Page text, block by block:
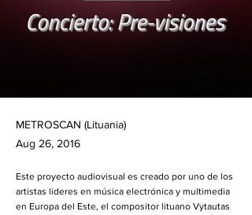
METROSCAN (Lituania)
Aug 26, 2016
Este proyecto audiovisual es creado por uno de los
artistas lideres en música electrónica y multimedia
en Europa del Este, el compositor lituano Vytautas